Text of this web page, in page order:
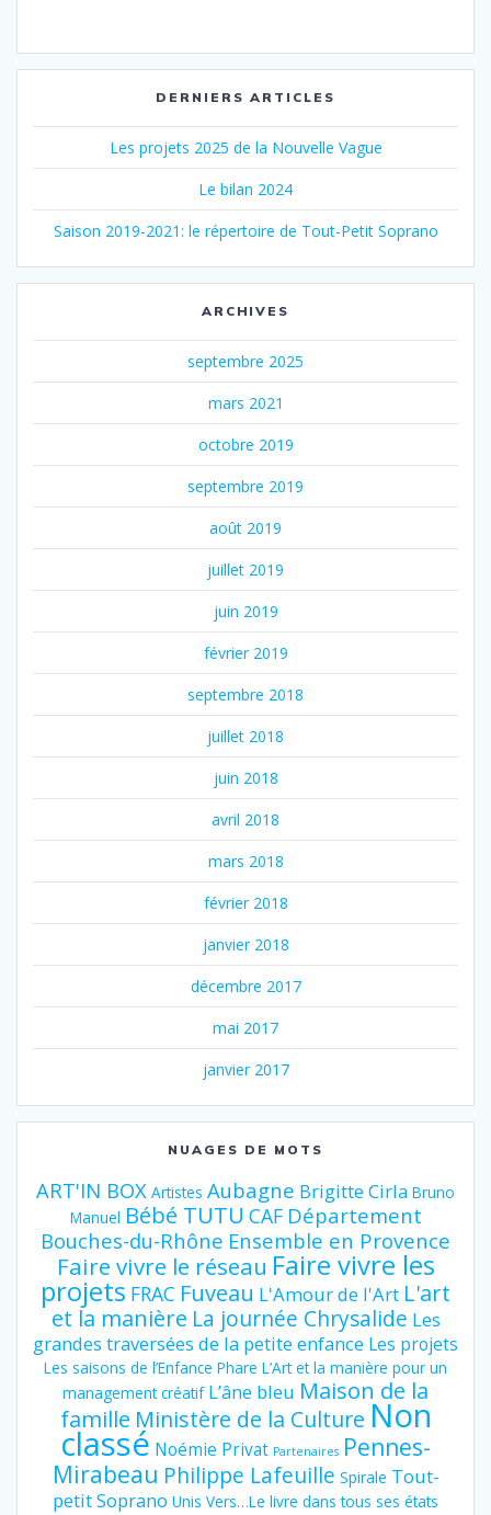
DERNIERS ARTICLES
Les projets 2025 de la Nouvelle Vague
Le bilan 2024
Saison 2019-2021: le répertoire de Tout-Petit Soprano
ARCHIVES
septembre 2025
mars 2021
octobre 2019
septembre 2019
août 2019
juillet 2019
juin 2019
février 2019
septembre 2018
juillet 2018
juin 2018
avril 2018
mars 2018
février 2018
janvier 2018
décembre 2017
mai 2017
janvier 2017
NUAGES DE MOTS
ART'IN BOX Artistes Aubagne Brigitte Cirla Bruno
Manuel Bébé TUTU CAF Département
Bouches-du-Rhône Ensemble en Provence
Faire vivre le réseau Faire vivre les
projets FRAC Fuveau L'Amour de l'Art L'art
et la manière La journée Chrysalide Les
grandes traversées de la petite enfance Les projets
Les saisons de l’Enfance Phare L’Art et la manière pour un
management créatif L’âne bleu Maison de la
famille Ministère de la Culture Non
classé Noémie Privat Partenaires Pennes-
Mirabeau Philippe Lafeuille Spirale Tout-
petit Soprano Unis Vers…Le livre dans tous ses états